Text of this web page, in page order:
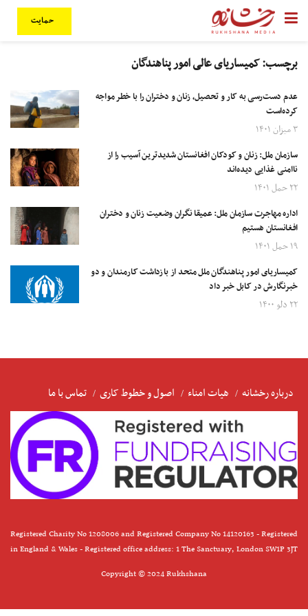
حمایت
برچسب:کمیساریای عالی امور پناهندگان
عدم دست‌رسی به کار و تحصیل، زنان و دختران را با خطر مواجه
کرده‌است
۳ میزان ۱۴۰۱
سازمان ملل: زنان و کودکان افغانستان شدیدترین آسیب را از
ناامنی غذایی دیده‌اند
۲۲ حمل ۱۴۰۱
اداره مهاجرت سازمان ملل: عمیقا نگران وضعیت زنان و دختران
افغانستان هستیم
۱۹ حمل ۱۴۰۱
کمیساریای امور پناهندگان ملل متحد از بازداشت کارمندان و دو
خبرنگارش در کابل خبر داد
۲۲ دلو ۱۴۰۰
درباره رخشانه هیات امناء اصول و خطوط کاری تماس با ما
Registered Charity No 1208006 and Registered Company No 14120163 - Registered
in England & Wales - Registered office address: 1 The Sanctuary, London SW1P 3JT
Copyright © 2024 Rukhshana